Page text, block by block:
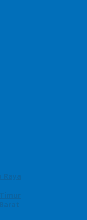
Raya